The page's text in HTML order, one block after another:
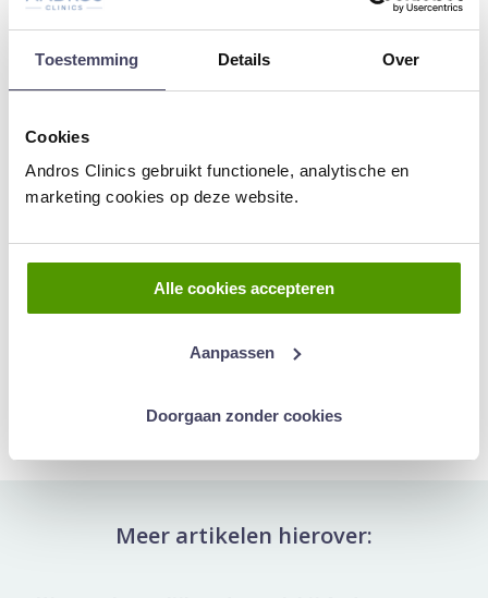
Toestemming Details Over
Cookies
Andros Clinics gebruikt functionele, analytische en
marketing cookies op deze website.
Alle cookies accepteren
Aanpassen
Doorgaan zonder cookies
schreven: “niet echt overtuigend”. En dat is ook mijn
Lees verder over prostaatkanker
Auteur:Prof.dr. Frans Debruyne
urologie van Radboudumc onder zijn
leiding wereldwijd gerenommeerd.
Laatste update: 11 juni 2019
Deel artikel:
Deel dit via Whatsapp
Meer artikelen hierover: